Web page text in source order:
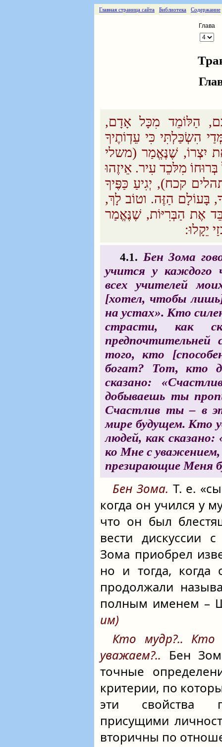
Главная страница сайта Библиотека Содержание
Глава
הַלּוֹמֵד מִכָּל אָדָם,
הִשְׂכַּלְתִּי כִּי עֵדְוֹתֶיךָ
יִצְרוֹ, שֶׁנֶּאֱמַר (משלי
מִלּכֵד עִיר. אֵיזֶהוּ
קכח), יְגִיעַ כַּפֶּיךָ
בָּעוֹלָם הַזֶּה. וטוֹב לָךְ,
אֶת הַבְּרִיּוֹת, שֶׁנֶּאֱמַר
יֵקָלוּ:‏
4.1. Бен Зома
учится у каждого
всех учителей
[хотел, чтобы
на устах». Кто
страсти, как
предпочтительней
того, кто
богат? Тот, кто
сказано:
добываешь ты
Счастлив ты – в
мире будущем. Кто
людей, как
ко Мне с
презирающие Меня
Бен Зома. Т. е.
когда он учился у
что он был
вести дискуссии
Зома приобрел
но и тогда, когда
продолжали
полным именем –
им)
Кто мудр?.. Кто
уважаем?.. Бен
точные
критерии, по
эти свойства
присущими
вторичны по